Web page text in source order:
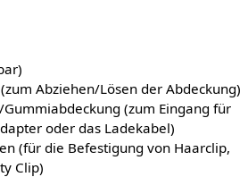
Abziehen/Lösen der Abdeckung)
(zum Eingang für
oder das Ladekabel)
(für die Befestigung von Haarclip,
Clip)